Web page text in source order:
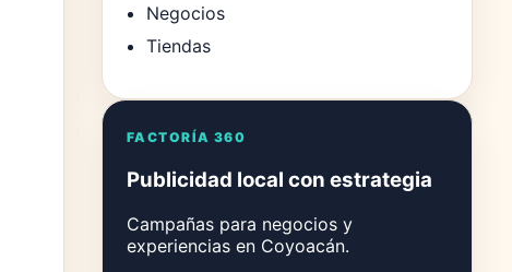
Negocios
Tiendas
FACTORÍA 360
Publicidad local con estrategia
Campañas para negocios y
experiencias en Coyoacán.